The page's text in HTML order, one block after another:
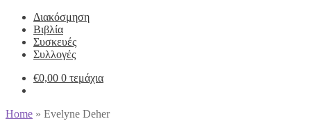
Διακόσμηση
Βιβλία
Συσκευές
Συλλογές
€0,00 0 τεμάχια
Home » Evelyne Deher